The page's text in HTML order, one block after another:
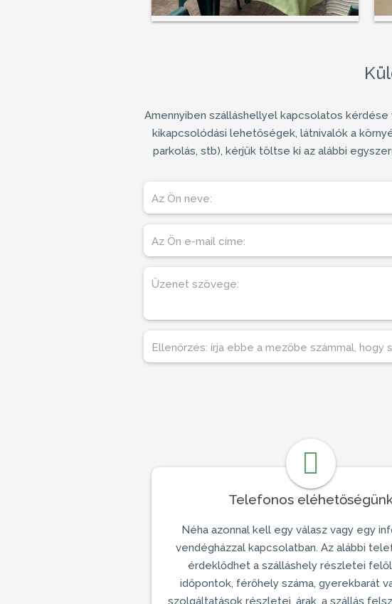
Amennyiben szálláshellyelkapcsolatos kérdése
kikapcsolódási lehetőségek, látnivalók a
parkolás, stb), kérjük töltse ki az alábbi
Az Ön neve:
Az Ön e-mail címe:
Üzenet szövege:
Ellenőrzés: írja ebbe a mezőbe számmal, hogy
Telefonos
Néha azonnal kell egy válasz vagy egy
vendégházzalkapcsolatban. Az alábbi
érdeklődhet a szálláshely részletei felől
időpontok, férőhely száma, gyerekbarát
szolgáltatások részletei, árak, aszállás